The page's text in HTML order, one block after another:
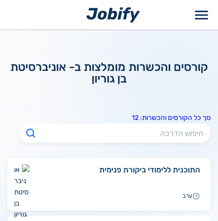
קורסים והכשרות מומלצות ב- אוניברסיטת
בן גוריון
סך כל הקורסים והכשרות: 12
התוכנית ללימודי ביקורת פנימית
ערב